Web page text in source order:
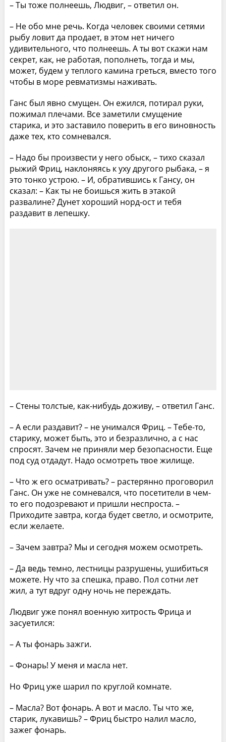
– Ты тоже полнеешь, Людвиг, – ответил он.
– Не обо мне речь. Когда человек своими сетями
рыбу ловит да продает, в этом нет ничего
удивительного, что полнеешь. А ты вот скажи нам
секрет, как, не работая, пополнеть, тогда и мы,
может, будем у теплого камина греться, вместо того
чтобы в море ревматизмы наживать.
Ганс был явно смущен. Он ежился, потирал руки,
пожимал плечами. Все заметили смущение
старика, и это заставило поверить в его виновность
даже тех, кто сомневался.
– Надо бы произвести у него обыск, – тихо сказал
рыжий Фриц, наклоняясь к уху другого рыбака, – я
это тонко устрою. – И, обратившись к Гансу, он
сказал: – Как ты не боишься жить в этакой
развалине? Дунет хороший норд-ост и тебя
раздавит в лепешку.
– Стены толстые, как-нибудь доживу, – ответил Ганс.
– А если раздавит? – не унимался Фриц. – Тебе-то,
старику, может быть, это и безразлично, а с нас
спросят. Зачем не приняли мер безопасности. Еще
под суд отдадут. Надо осмотреть твое жилище.
– Что ж его осматривать? – растерянно проговорил
Ганс. Он уже не сомневался, что посетители в чем-
то его подозревают и пришли неспроста. –
Приходите завтра, когда будет светло, и осмотрите,
если желаете.
– Зачем завтра? Мы и сегодня можем осмотреть.
– Да ведь темно, лестницы разрушены, ушибиться
можете. Ну что за спешка, право. Пол сотни лет
жил, а тут вдруг одну ночь не переждать.
Людвиг уже понял военную хитрость Фрица и
засуетился:
– А ты фонарь зажги.
– Фонарь! У меня и масла нет.
Но Фриц уже шарил по круглой комнате.
– Масла? Вот фонарь. А вот и масло. Ты что же,
старик, лукавишь? – Фриц быстро налил масло,
зажег фонарь.